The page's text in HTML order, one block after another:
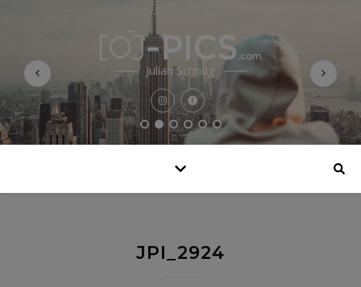
Julian Schnug
JPI_2924